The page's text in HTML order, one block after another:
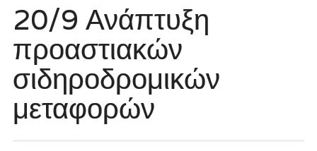
20/9 Ανάπτυξη
προαστιακών
σιδηροδρομικών
μεταφορών